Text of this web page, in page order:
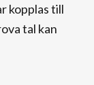
kopplas till
tal kan